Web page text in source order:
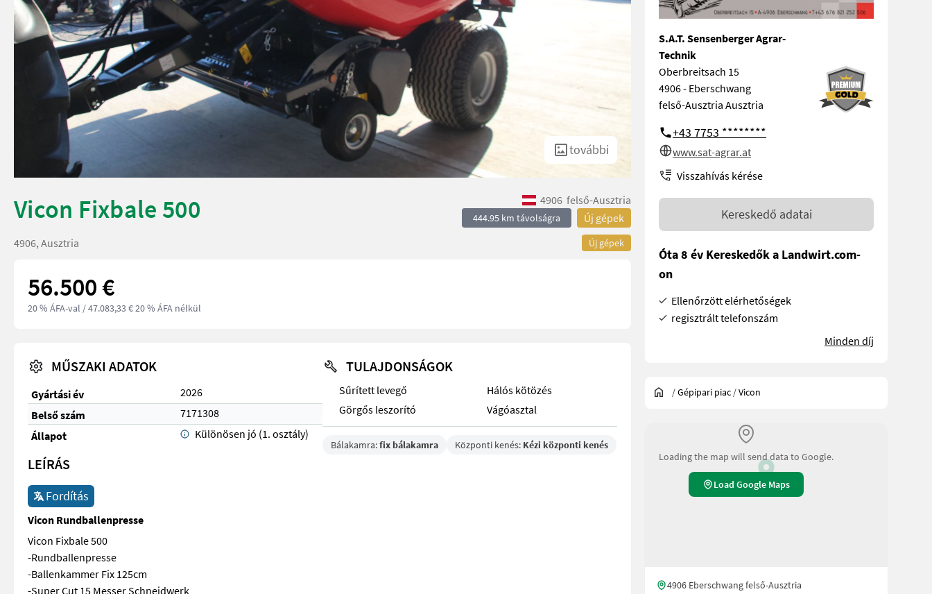
további
Vicon Fixbale 500 4906 felső-Ausztria
444.95 km távolságra Új gépek
Új gépek
4906, Ausztria
56.500 €
20 % ÁFA-val / 47.083,33 € 20 % ÁFA nélkül
MŰSZAKI ADATOK
Gyártási év
2026
Belső szám
7171308
Állapot
Különösen jó (1. osztály)
TULAJDONSÁGOK
Sűrített levegő
Hálós kötözés
Görgős leszorító
Vágóasztal
Bálakamra:fix bálakamra Központi kenés: Kézi központi kenés
LEÍRÁS
Fordítás
Vicon Rundballenpresse
Vicon Fixbale 500
-Rundballenpresse
-Ballenkammer Fix 125cm
-Super Cut 15 Messer Schneidwerk
S.A.T. Sensenberger Agrar-
Technik
Oberbreitsach 15
4906 - Eberschwang
felső-Ausztria Ausztria
+43 7753 ********
www.sat-agrar.at
Visszahívás kérése
Kereskedő adatai
Óta 8 év Kereskedők a Landwirt.com-
on
Ellenőrzött elérhetőségek
regisztrált telefonszám
Minden díj
/Gépipari piac /Vicon
Loading the map will send data to Google.
Load Google Maps
4906 Eberschwang felső-Ausztria